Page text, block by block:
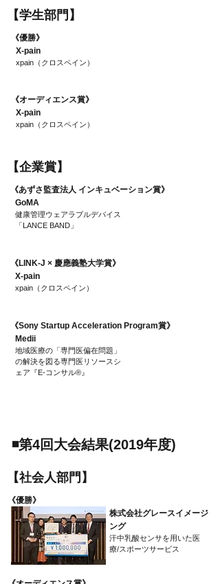
​【学生部門】
​《優勝》
X-pain
xpain（クロスペイン）
​《オーディエンス賞》
X-pain
xpain（クロスペイン）
​【企業賞】
​《あずさ監査法人 インキュベーション賞》
GoMA
健康管理ウェアラブルデバイス
「LANCE BAND」
​《LINK-J × 慶應義塾大学賞》
X-pain
xpain（クロスペイン）
​《Sony Startup Acceleration Program賞》
Medii
地域医療の「専門医偏在問題」
の解決を図る専門医リソースシ
ェア『E-コンサル®』
​◾️第4回大会結果(2019年度)
​【社会人部門】
​《優勝》
株式会社グレースイメージ
ング
汗中乳酸センサを用いた医
療/スポーツサービス